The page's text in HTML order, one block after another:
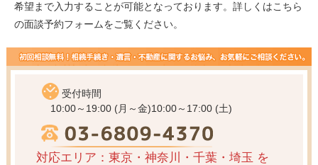
希望まで入力することが可能となっております。詳しくはこちら
の面談予約フォームをご覧ください。
受付時間
10:00～19:00 (月～金)10:00～17:00 (土)
対応エリア：東京・神奈川・千葉・埼玉 を